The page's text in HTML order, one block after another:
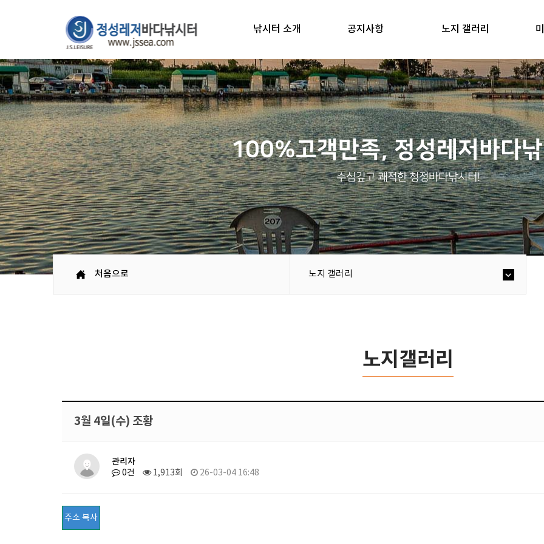
낚시터 소개 공지사항 노지 갤러리
100%고객만족, 정성레저바다
수심깊고 쾌적한 청정바다낚시터!
처음으로 노지 갤러리
노지갤러리
3월 4일(수) 조황
관리자
0건 1,913회 26-03-04 16:48
주소 복사